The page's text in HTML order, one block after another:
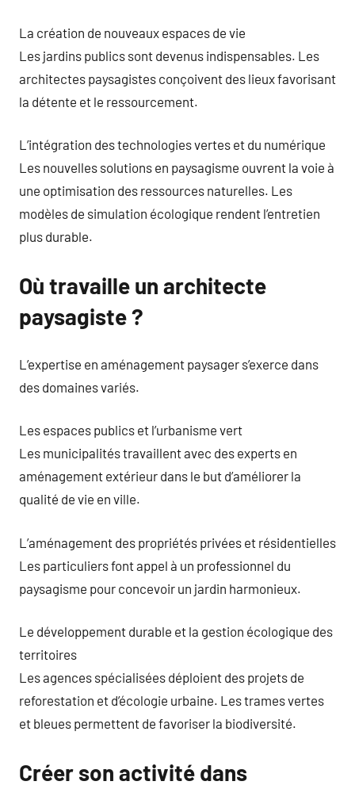
La création de nouveaux espaces de vie
Les jardins publics sont devenus indispensables. Les
architectes paysagistes conçoivent des lieux favorisant
la détente et le ressourcement.
L’intégration des technologies vertes et du numérique
Les nouvelles solutions en paysagisme ouvrent la voie à
une optimisation des ressources naturelles. Les
modèles de simulation écologique rendent l’entretien
plus durable.
Où travaille un architecte
paysagiste ?
L’expertise en aménagement paysager s’exerce dans
des domaines variés.
Les espaces publics et l’urbanisme vert
Les municipalités travaillent avec des experts en
aménagement extérieur dans le but d’améliorer la
qualité de vie en ville.
L’aménagement des propriétés privées et résidentielles
Les particuliers font appel à un professionnel du
paysagisme pour concevoir un jardin harmonieux.
Le développement durable et la gestion écologique des
territoires
Les agences spécialisées déploient des projets de
reforestation et d’écologie urbaine. Les trames vertes
et bleues permettent de favoriser la biodiversité.
Créer son activité dans